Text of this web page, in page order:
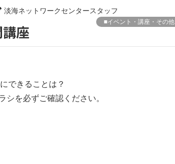
淡海ネットワークセンタースタッフ
■イベント・講座・その他
講座
できることは？
シを必ずご確認ください。